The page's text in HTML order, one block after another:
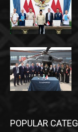
POPULAR